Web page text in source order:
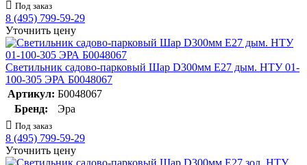
Под заказ
8 (495) 799-59-29
Уточнить цену
Светильник садово-парковый Шар D300мм E27 дым. НТУ 01-
100-305 ЭРА Б0048067
Артикул: Б0048067
Бренд:
Эра
Под заказ
8 (495) 799-59-29
Уточнить цену